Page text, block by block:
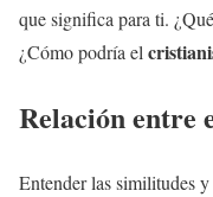
que significa para ti.
¿Cómo podría el
Relación entre
Entender las similitudes